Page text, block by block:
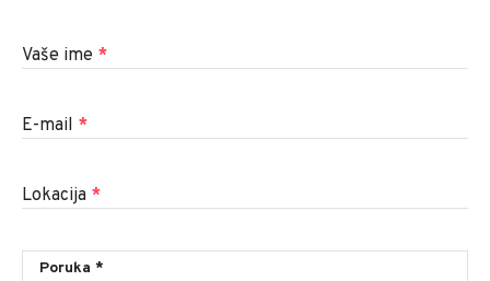
Vaše ime *
E-mail *
Lokacija *